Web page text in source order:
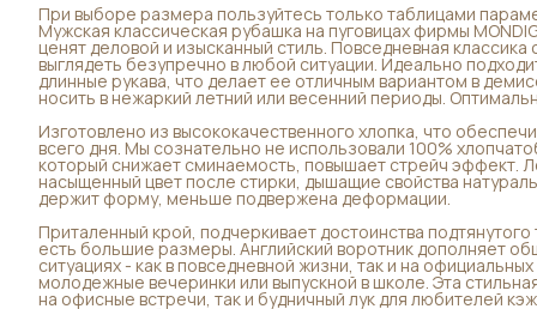
При выборе размера пользуйтесь только таблицами
Мужская классическая рубашка на пуговицах фирмы
ценят деловой и изысканный стиль. Повседневная
выглядеть безупречно в любой ситуации. Идеально
длинные рукава, что делает ее отличным вариантом в
носить в нежаркий летний или весенний периоды.
Изготовлено из высококачественного хлопка, что
всего дня. Мы сознательно не использовали 100%
который снижает сминаемость, повышает стрейч эффект.
насыщенный цвет после стирки, дышащие свойства
держит форму, меньше подвержена деформации.
Приталенный крой, подчеркивает достоинства
есть большие размеры. Английский воротник дополняет
ситуациях - как в повседневной жизни, так и на
молодежные вечеринки или выпускной в школе. Эта
на офисные встречи, так и будничный лук для любителей